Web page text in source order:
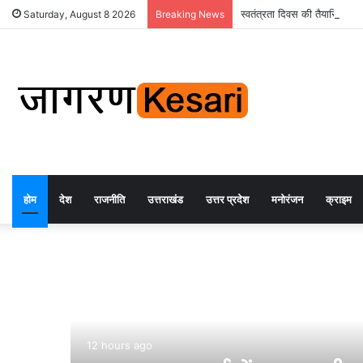
Saturday, August 8 2026 Breaking News स्वतंत्रता दिवस की तैयारियों
होम देश राजनीति उत्तराखंड उत्तर प्रदेश मनोरंजन क्राइम
12 hours ago